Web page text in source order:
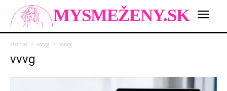
MYSMEŽENY.SK
Home vvvg vvvg
vvvg